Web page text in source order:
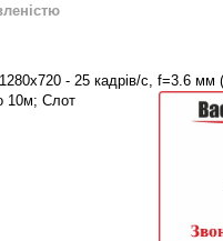
- 25 кадрів/с, f=3.6 мм
10м; Слот